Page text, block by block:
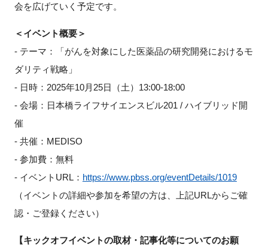
会を広げていく予定です。
＜イベント概要＞
- テーマ：「がんを対象にした医薬品の研究開発におけるモ
ダリティ戦略」
- 日時：2025年10月25日（土）13:00-18:00
- 会場：日本橋ライフサイエンスビル201 / ハイブリッド開
催
- 共催：MEDISO
- 参加費：無料
- イベントURL： https://www.pbss.org/eventDetails/1019
（イベントの詳細や参加を希望の方は、上記URLからご確
認・ご登録ください）
【キックオフイベントの取材・記事化等についてのお願